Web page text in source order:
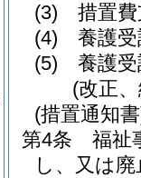
(3)
措置
(4)
養護
(5)
養護
(改正
(措置通知
第4条
福祉
し、又は